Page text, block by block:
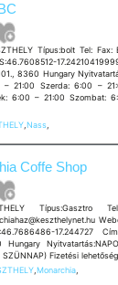
Típus:bolt Tel: Fax:
8360 Hungary
– 21:00 Szerda: 6:00 –
6:00 – 21:00 Szombat:
, Nass,
Coffe Shop
Típus:Gasztro
17.244727
SZÜNNAP) Fizetési
,Monarchia,